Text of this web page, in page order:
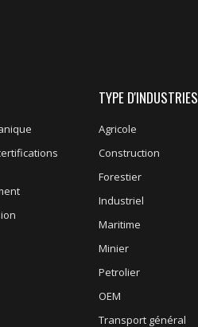
TYPE D'INDUSTRIES
Agricole
Construction
Forestier
Industriel
Maritime
Minier
Petrolier
OEM
Transport général